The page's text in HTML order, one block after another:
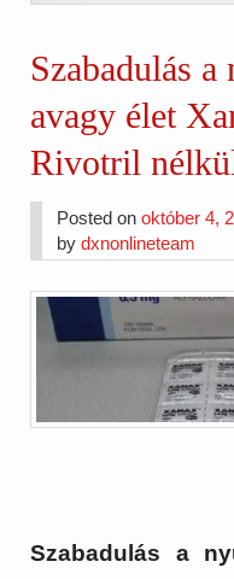
Szabadulás
avagy élet
Rivotril
Posted onoktóber 4,
bydxnonlineteam
Szabadulás a